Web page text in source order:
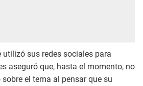
sus redes sociales para
aseguró que, hasta el momento, no
el tema al pensar que su